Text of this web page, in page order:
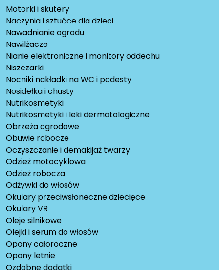
Motorki i skutery
Naczynia i sztućce dla dzieci
Nawadnianie ogrodu
Nawilżacze
Nianie elektroniczne i monitory oddechu
Niszczarki
Nocniki nakładki na WC i podesty
Nosidełka i chusty
Nutrikosmetyki
Nutrikosmetyki i leki dermatologiczne
Obrzeża ogrodowe
Obuwie robocze
Oczyszczanie i demakijaż twarzy
Odzież motocyklowa
Odzież robocza
Odżywki do włosów
Okulary przeciwsłoneczne dziecięce
Okulary VR
Oleje silnikowe
Olejki i serum do włosów
Opony całoroczne
Opony letnie
Ozdobne dodatki